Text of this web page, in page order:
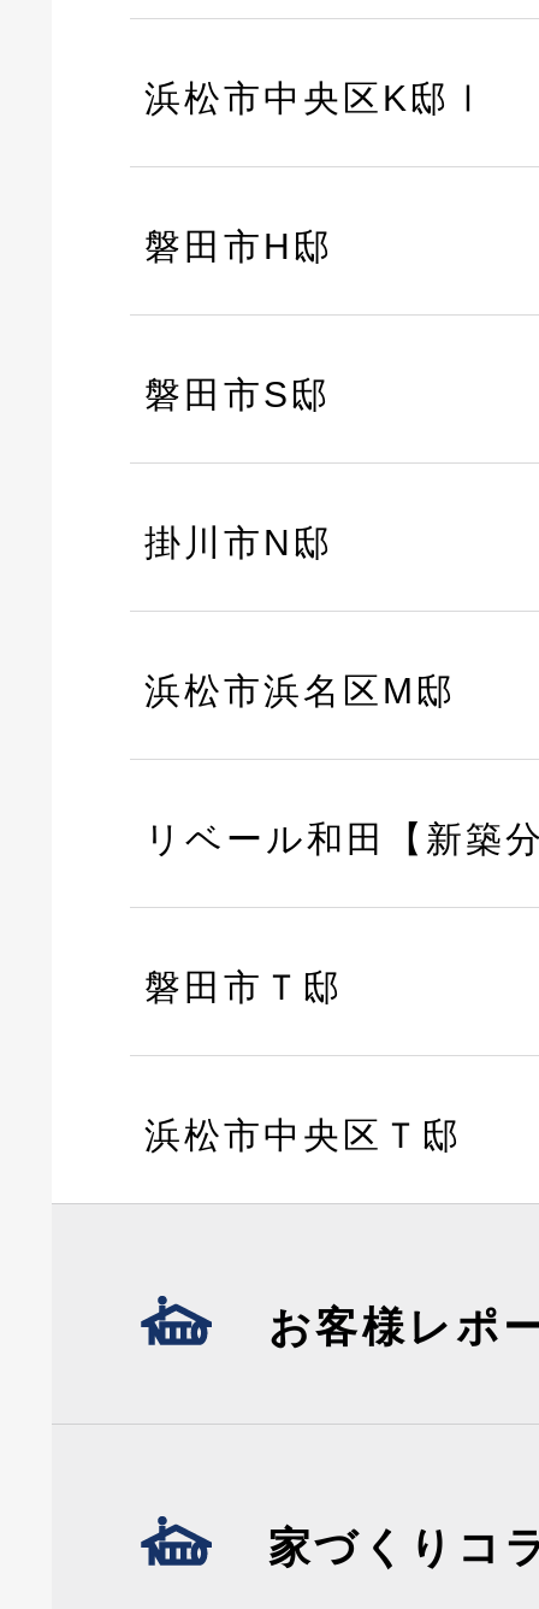
浜松市中央区K邸Ⅰ
磐田市H邸
磐田市S邸
掛川市N邸
浜松市浜名区M邸
リベール和田【新築
磐田市Ｔ邸
浜松市中央区Ｔ邸
お客様レポ
家づくりコ